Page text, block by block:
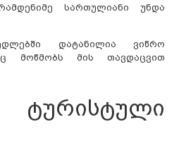
სართულიანი უნდა
დატანილია ვიწრო
მოწმობს მის თავდაცვით